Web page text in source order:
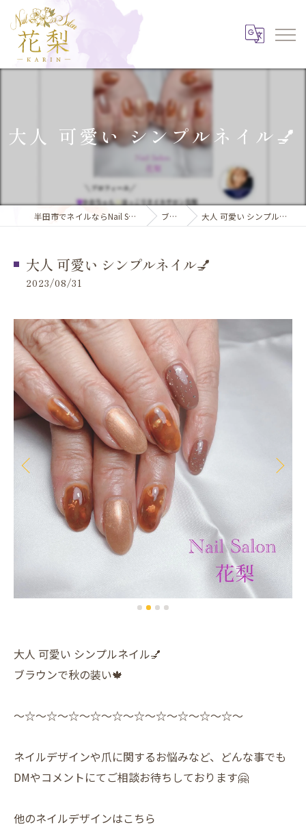
大人 可愛い シンプルネイル💅
半田市でネイルならNail Salon 花梨 ブログ 大人 可愛い シンプルネイル💅
大人 可愛い シンプルネイル💅
2023/08/31
大人 可愛い シンプルネイル💅
ブラウンで秋の装い🍁
〜☆〜☆〜☆〜☆〜☆〜☆〜☆〜☆〜☆〜☆〜
ネイルデザインや爪に関するお悩みなど、どんな事でも
DMやコメントにてご相談お待ちしております🤗
他のネイルデザインはこちら